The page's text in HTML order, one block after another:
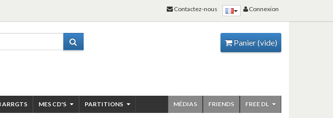
Panier(vide)
ARRGTS MES CD'S PARTITIONS FREE DL
FRIENDS
MÉDIAS
Connexion
Contactez-nous